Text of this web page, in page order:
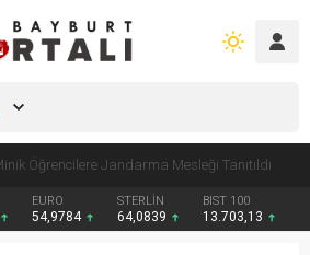
Öğrencilere Jandarma Mesleği Tanıtıldı
EURO
54,9784
STERLİN
64,0839
BIST 100
13.703,13